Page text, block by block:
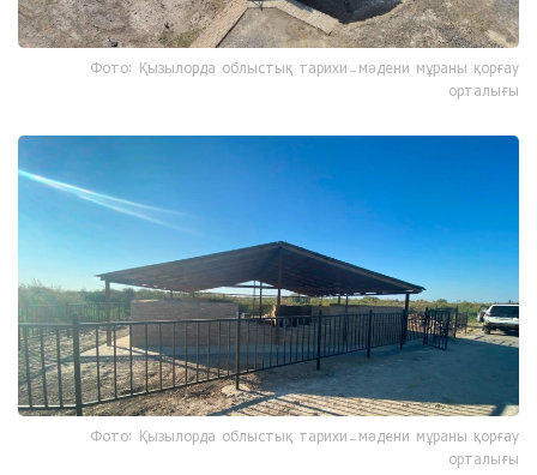
Фото: Қызылорда облыстық тарихи-мәдени мұраны қорғау
орталығы
Фото: Қызылорда облыстық тарихи-мәдени мұраны қорғау
орталығы